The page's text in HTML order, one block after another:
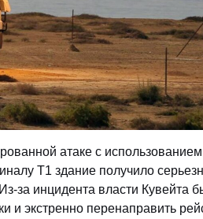
атаке с использованием
T1 здание получило
за инцидента власти Кувейта
и экстренно перенаправить